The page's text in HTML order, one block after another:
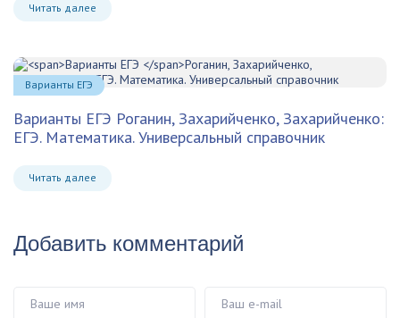
Читать далее
Варианты ЕГЭ Роганин, Захарийченко, Захарийченко:
ЕГЭ. Математика. Универсальный справочник
Читать далее
Варианты ЕГЭ
Добавить комментарий